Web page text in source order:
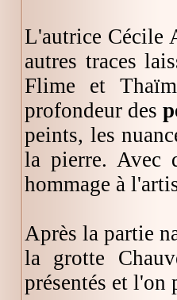
L'autrice Cécile
autres traces
Flime et
profondeur des
peints, les
la pierre. Avec
hommage à
Après la partie
la grotte
présentés et